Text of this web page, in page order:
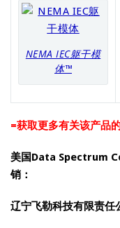
NEMA IEC躯干模
体™
=获取更多有关该产品
美国Data Spectrum
销：
辽宁飞勒科技有限责任